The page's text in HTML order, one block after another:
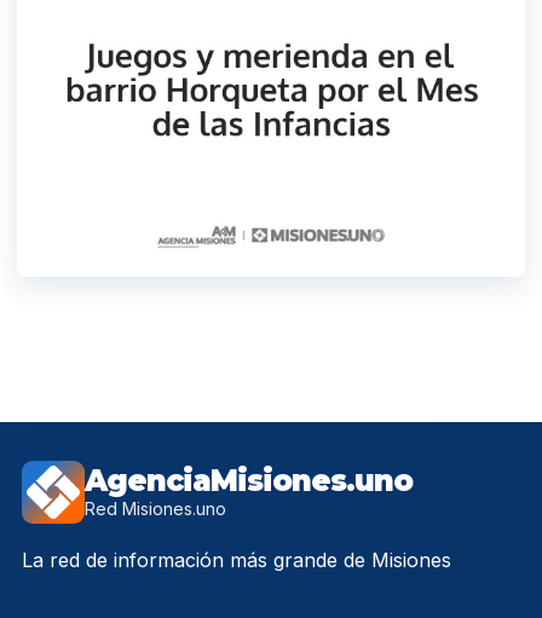
AgenciaMisiones.uno
Red Misiones.uno
La red de información más grande de Misiones